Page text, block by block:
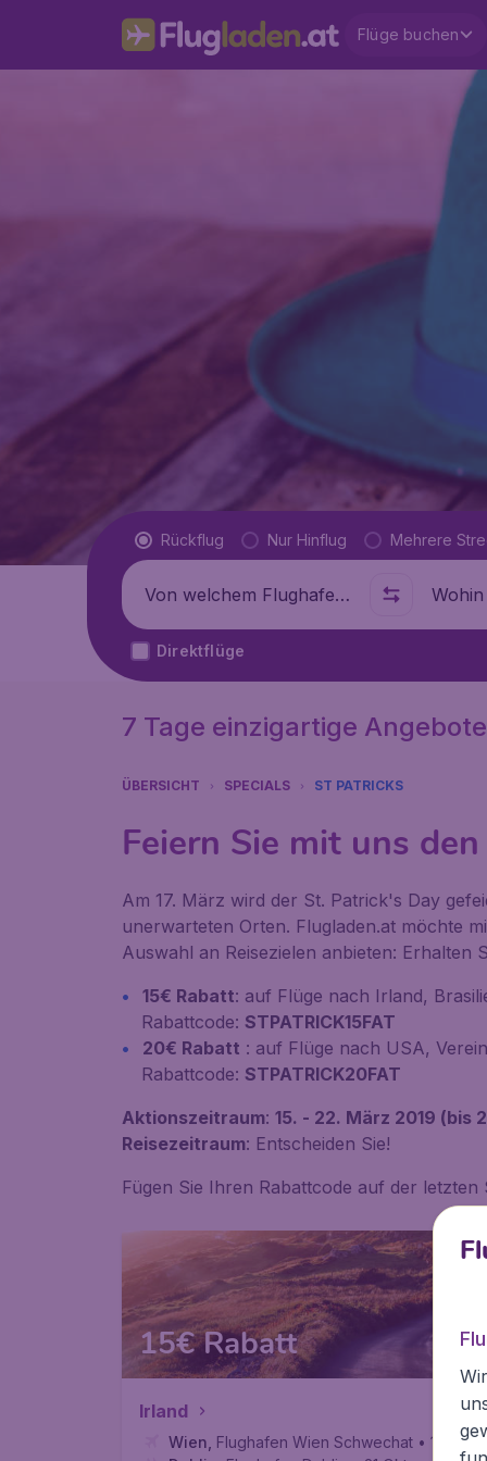
Flüge buchen
Flugtyp
Rückflug Nur Hinflug Mehrere
Abflug von Wohin
Direktflüge
7 Tage einzigartige
ÜBERSICHT SPECIALS ST PATRICKS
Feiern Sie mit uns
Am 17. März wird der St. Patrick's Day
unerwarteten Orten. Flugladen.at möchte
Auswahl an Reisezielen anbieten: Erhalten
15€ Rabatt: auf Flüge nach Irland,
Rabattcode: STPATRICK15FAT
20€ Rabatt : auf Flüge nach USA,
Rabattcode: STPATRICK20FAT
Aktionszeitraum: 15. - 22. März 2019 (bis
Reisezeitraum: Entscheiden Sie!
Fügen Sie Ihren Rabattcode auf der letzten
15€ Rabatt
Irland
Wien Flughafen Wien Schwechat • 14 Okt.